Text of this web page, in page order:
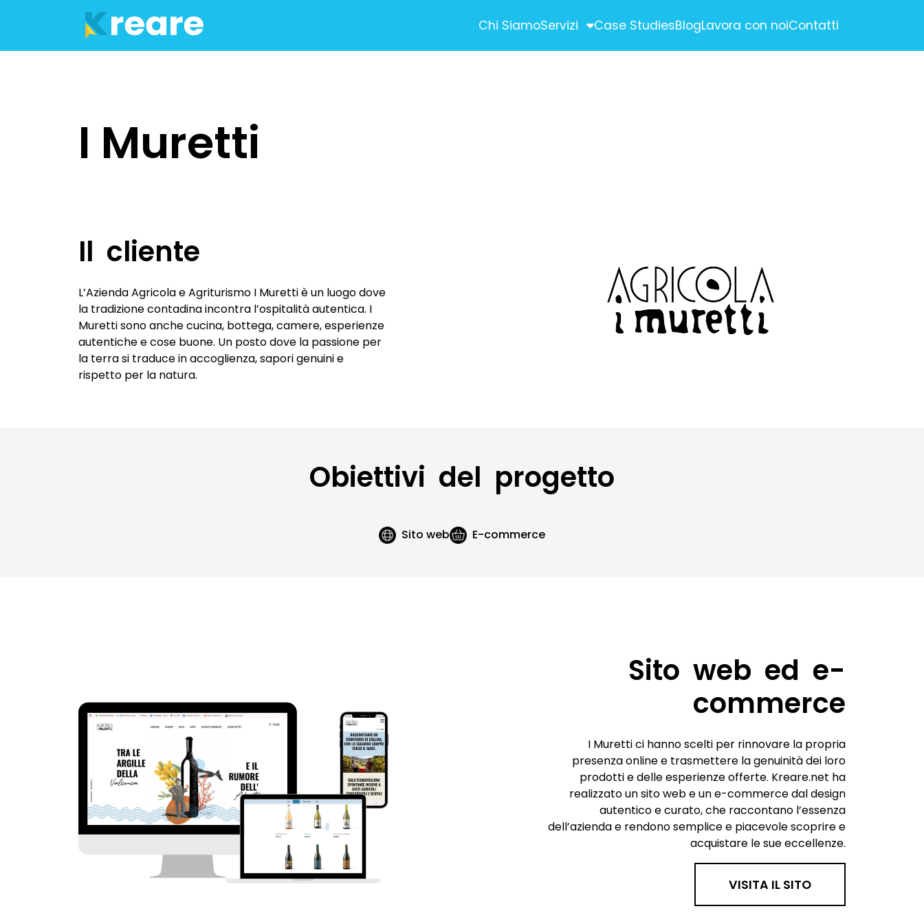
Chi SiamoServizi Case StudiesBlogLavora con noiContatti
E-commerce
Blog
CREATIVE COMMUNICATION
Creazione loghi
Brand Identity
Packaging Design
Copywriting
Shooting Fotografici
I Muretti
Il cliente
L’Azienda Agricola e Agriturismo I Muretti è un luogo dove
la tradizione contadina incontra l’ospitalità autentica. I
Muretti sono anche cucina, bottega, camere, esperienze
autentiche e cose buone. Un posto dove la passione per
la terra si traduce in accoglienza, sapori genuini e
rispetto per la natura.
Obiettivi del progetto
Sito web E-commerce
Sito web ed e-
commerce
I Muretti ci hanno scelti per rinnovare la propria
presenza online e trasmettere la genuinità dei loro
prodotti e delle esperienze offerte. Kreare.net ha
realizzato un sito web e un e-commerce dal design
autentico e curato, che raccontano l’essenza
dell’azienda e rendono semplice e piacevole scoprire e
acquistare le sue eccellenze.
VISITA IL SITO